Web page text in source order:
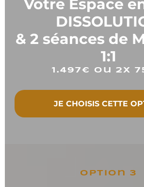
Votre Espace
& 2 séances de
1:1
1.497€ ou 2x
JE CHOISIS CETTE
option 3